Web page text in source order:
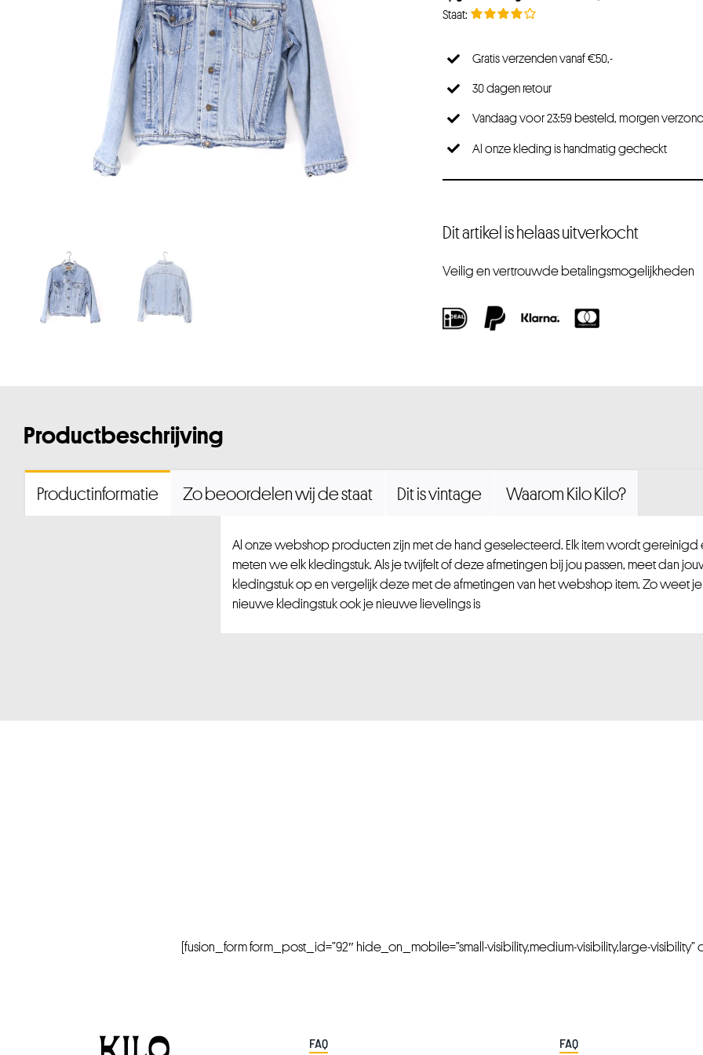
Gratis verzenden vanaf €50,-
30 dagen retour
Vandaag voor 23:59 besteld, morgen
Al onze kleding is handmatig gecheckt
Dit artikel is helaas uitverkocht
Veilig en vertrouwde betalingsmogelijkheden
Productbeschrijving
Productinformatie Zo beoordelen wij de staat Dit is vintage Waarom Kilo Kilo?
Al onze webshop producten zijn met de hand geselecteerd. Elk item wordt gereinigd
meten we elk kledingstuk. Als je twijfelt of deze afmetingen bij jou passen, meet dan
kledingstuk op en vergelijk deze met de afmetingen van het webshop item. Zo weet
nieuwe kledingstuk ook je nieuwe lievelings is
[fusion_form form_post_id=”92″ hide_on_mobile=”small-visibility,medium-visibility,large-visibility”
FAQ FAQ